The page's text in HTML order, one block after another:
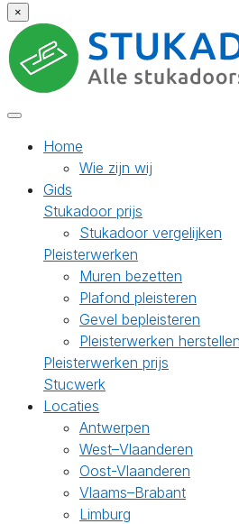
×
Home
Wie zijn wij
Gids
Stukadoor prijs
Stukadoor vergelijken
Pleisterwerken
Muren bezetten
Plafond pleisteren
Gevel bepleisteren
Pleisterwerken herstellen
Pleisterwerken prijs
Stucwerk
Locaties
Antwerpen
West–Vlaanderen
Oost-Vlaanderen
Vlaams–Brabant
Limburg